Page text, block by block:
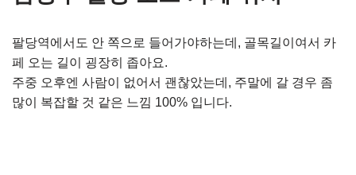
팔당역에서도 안 쪽으로 들어가야하는데, 골목길이여서 카
페 오는 길이 굉장히 좁아요.
주중 오후엔 사람이 없어서 괜찮았는데, 주말에 갈 경우 좀
많이 복잡할 것 같은 느낌 100% 입니다.